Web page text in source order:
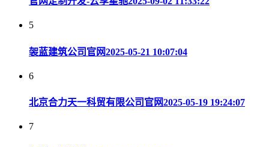
5
袈蓝建筑公司官网2025-05-21 10:07:04
6
北京合力天一科贸有限公司官网2025-05-19 19:24:07
7